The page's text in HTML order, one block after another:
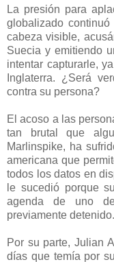
La presión para
globalizado
cabeza visible,
Suecia y emitiendo
intentar capturarle,
Inglaterra. ¿Será
contra su persona?
El acoso a las
tan brutal que
Marlinspike, ha
americana que
todos los datos en
le sucedió porque
agenda de uno
previamente detenido.
Por su parte, Julian
días que temía por